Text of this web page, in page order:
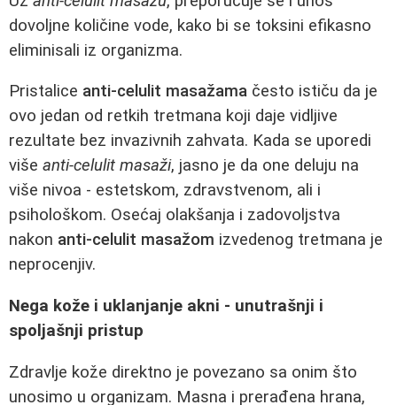
dovoljne količine vode, kako bi se toksini efikasno
eliminisali iz organizma.
Pristalice anti-celulit masažama često ističu da je
ovo jedan od retkih tretmana koji daje vidljive
rezultate bez invazivnih zahvata. Kada se uporedi
više anti-celulit masaži, jasno je da one deluju na
više nivoa - estetskom, zdravstvenom, ali i
psihološkom. Osećaj olakšanja i zadovoljstva
nakon anti-celulit masažom izvedenog tretmana je
neprocenjiv.
Nega kože i uklanjanje akni - unutrašnji i
spoljašnji pristup
Zdravlje kože direktno je povezano sa onim što
unosimo u organizam. Masna i prerađena hrana,